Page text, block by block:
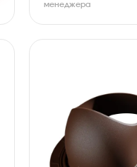
менеджера